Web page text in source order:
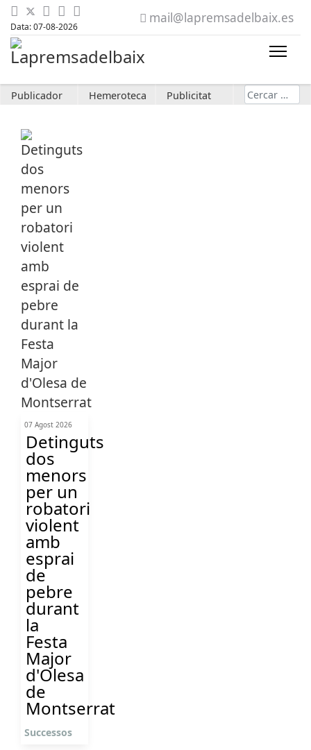
Data: 07-08-2026
mail@lapremsadelbaix.es
Publicador Hemeroteca Publicitat Cerca
07 Agost 2026
Detinguts
dos
menors
per un
robatori
violent
amb
esprai
de
pebre
durant
la
Festa
Major
d'Olesa
de
Montserrat
Successos